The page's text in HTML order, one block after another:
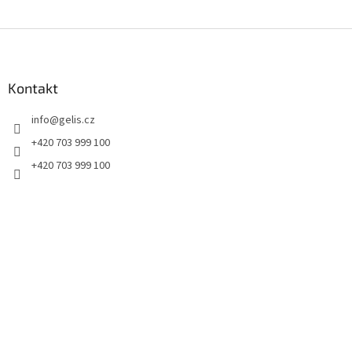
Kontakt
info@gelis.cz
+420 703 999 100
+420 703 999 100